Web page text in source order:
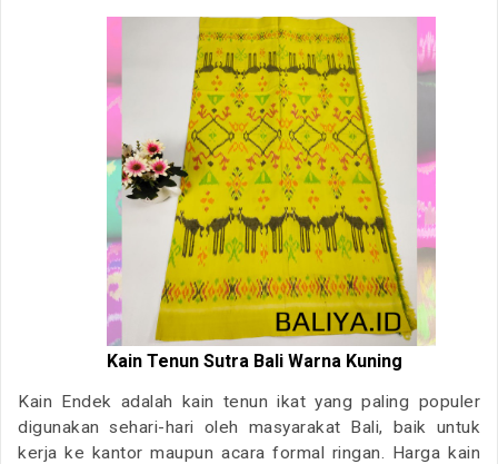
Kain Tenun Sutra Bali Warna Kuning
Kain Endek adalah kain tenun ikat yang paling populer
digunakan sehari-hari oleh masyarakat Bali, baik untuk
kerja ke kantor maupun acara formal ringan. Harga kain